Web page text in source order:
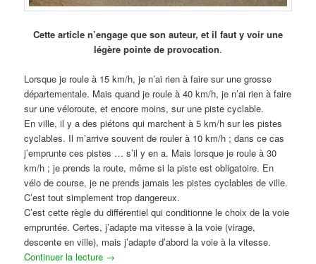
Cette article n’engage que son auteur, et il faut y voir une
légère pointe de provocation.
Lorsque je roule à 15 km/h, je n’ai rien à faire sur une grosse
départementale. Mais quand je roule à 40 km/h, je n’ai rien à faire
sur une véloroute, et encore moins, sur une piste cyclable.
En ville, il y a des piétons qui marchent à 5 km/h sur les pistes
cyclables. Il m’arrive souvent de rouler à 10 km/h ; dans ce cas
j’emprunte ces pistes … s’il y en a. Mais lorsque je roule à 30
km/h ; je prends la route, même si la piste est obligatoire. En
vélo de course, je ne prends jamais les pistes cyclables de ville.
C’est tout simplement trop dangereux.
C’est cette règle du différentiel qui conditionne le choix de la voie
empruntée. Certes, j’adapte ma vitesse à la voie (virage,
descente en ville), mais j’adapte d’abord la voie à la vitesse.
Continuer la lecture →